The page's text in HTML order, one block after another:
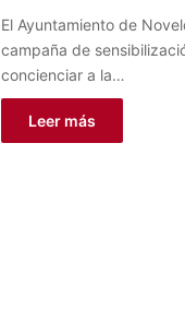
El Ayuntamiento de
campaña de
concienciar a la…
Leer más